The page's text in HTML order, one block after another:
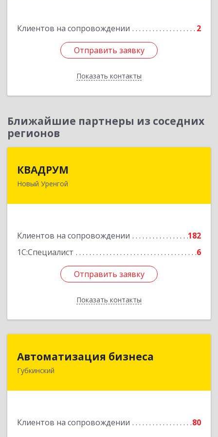
Клиентов на сопровождении 2
Отправить заявку
Показать контакты
Отправить заявку
Назад
Ближайшие партнеры из соседних
регионов
КВАДРУМ
Новый Уренгой
Клиентов на сопровождении
182
1С:Специалист
6
Отправить заявку
Показать контакты
629309, Ямало-Ненецкий АО, Новый Уренгой г,
Отправить заявку
Назад
Автоматизация бизнеса
Губкинский
Клиентов на сопровождении 80
Автоматизация бизнеса
629830, Ямало-Ненецкий АО, Губкинский г,